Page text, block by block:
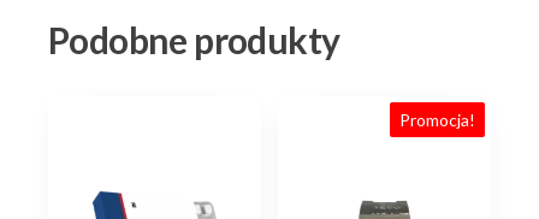
Podobne produkty
Promocja!